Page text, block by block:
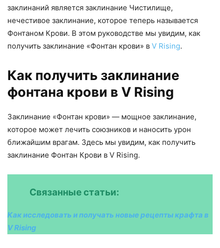
заклинаний является заклинание Чистилище,
нечестивое заклинание, которое теперь называется
Фонтаном Крови. В этом руководстве мы увидим, как
получить заклинание «Фонтан крови» в V Rising.
Как получить заклинание
фонтана крови в V Rising
Заклинание «Фонтан крови» — мощное заклинание,
которое может лечить союзников и наносить урон
ближайшим врагам. Здесь мы увидим, как получить
заклинание Фонтан Крови в V Rising.
Связанные статьи:
Как исследовать и получать новые рецепты крафта в
V Rising